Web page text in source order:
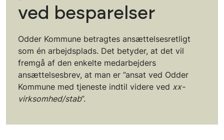
ved besparelser
Odder Kommune betragtes ansættelsesretligt
som én arbejdsplads. Det betyder, at det vil
fremgå af den enkelte medarbejders
ansættelsesbrev, at man er ”ansat ved Odder
Kommune med tjeneste indtil videre ved xx-
virksomhed/stab”.